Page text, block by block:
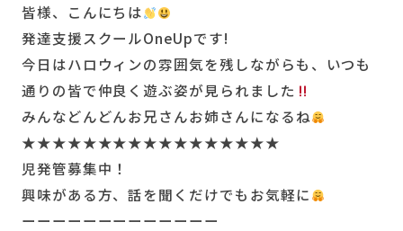
皆様、こんにちは
発達支援スクールOneUpです!
今日はハロウィンの雰囲気を残しながらも、いつも
通りの皆で仲良く遊ぶ姿が見られました
みんなどんどんお兄さんお姉さんになるね
★★★★★★★★★★★★★★★★★
児発管募集中！
興味がある方、話を聞くだけでもお気軽に
ーーーーーーーーーーーーー